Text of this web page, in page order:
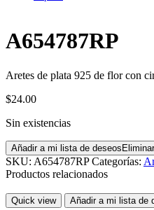
A654787RP
Aretes de plata 925 de flor con
$24.00
Sin existencias
Añadir a mi lista de deseos
SKU: A654787RP Categorías:
Productos relacionados
Quick view Añadir a mi lista de